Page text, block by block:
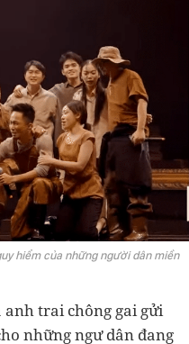
hiểm của những người dân miền
anh trai chông gai gửi
những ngư dân đang